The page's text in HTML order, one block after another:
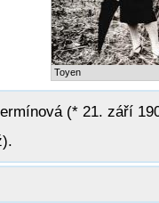
Toyen
(* 21. září